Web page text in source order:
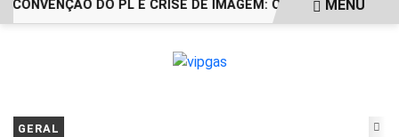
DO PL E CRISE DE IMAGEM: OS BASTIDORES DO
MENU
GERAL